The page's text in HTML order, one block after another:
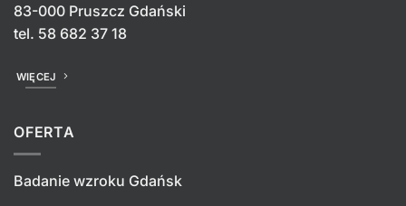
83-000 Pruszcz Gdański
tel. 58 682 37 18
WIĘCEJ
OFERTA
Badanie wzroku Gdańsk